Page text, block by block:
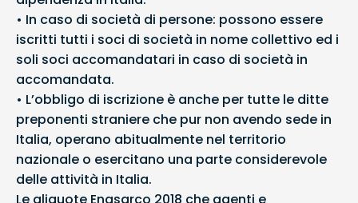
• In caso di società di persone: possono essere
iscritti tutti i soci di società in nome collettivo ed i
soli soci accomandatari in caso di società in
accomandata.
• L’obbligo di iscrizione è anche per tutte le ditte
preponenti straniere che pur non avendo sede in
Italia, operano abitualmente nel territorio
nazionale o esercitano una parte considerevole
delle attività in Italia.